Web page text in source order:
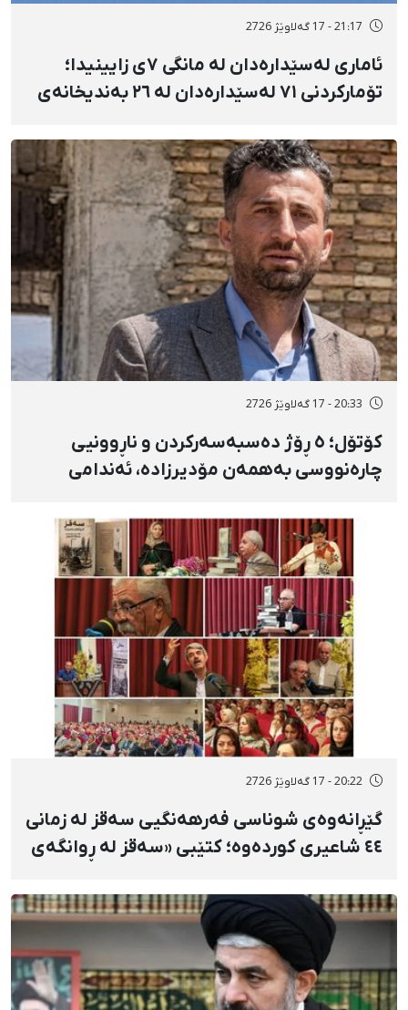
21:17 - 17 گەلاوێژ 2726
ئاماری لەسێدارەدان لە مانگی ٧ی زایینیدا؛
تۆمارکردنی ٧١ لەسێدارەدان لە ٢٦ بەندیخانەی
شوێنی نادیار و لەبەر چاوی خەڵکەوە
20:33 - 17 گەلاوێژ 2726
کۆتۆل؛ ٥ ڕۆژ دەسبەسەرکردن و ناڕوونیی
چارەنووسی بەهمەن مۆدیرزادە، ئەندامی
لە دژی لەسێدارەدان
20:22 - 17 گەلاوێژ 2726
گێڕانەوەی شوناسی فەرهەنگیی سەقز لە زمانی
٤٤ شاعیری کوردەوە؛ کتێبی «سەقز لە ڕوانگەی